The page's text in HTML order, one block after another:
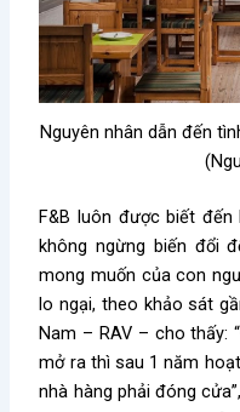
Nguyên nhân dẫn đến
F&B luôn được biết
không ngừng biến đổi
mong muốn của con
lo ngại, theo khảo sát
Nam – RAV – cho thấy:
mở ra thì sau 1 năm
nhà hàng phải đóng